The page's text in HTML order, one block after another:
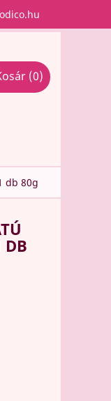
(0)
db 80g
DB